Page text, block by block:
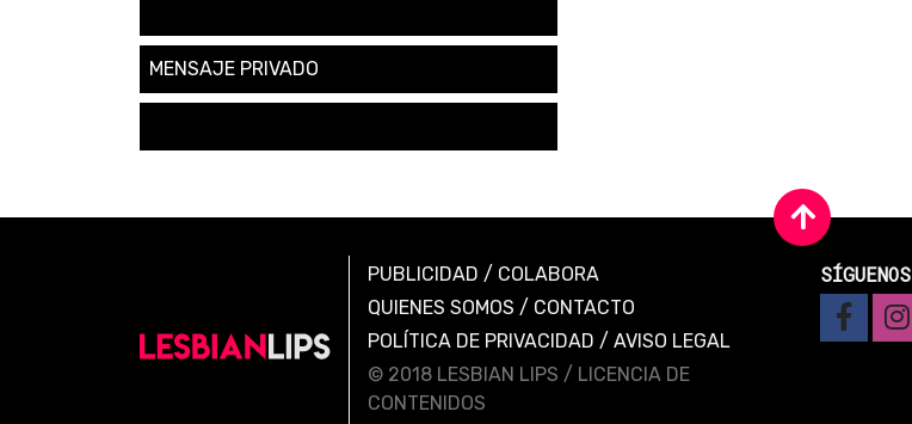
MENSAJE PRIVADO
PUBLICIDAD / COLABORA
QUIENES SOMOS / CONTACTO
POLÍTICA DE PRIVACIDAD / AVISO LEGAL
© 2018 LESBIAN LIPS / LICENCIA DE
CONTENIDOS
SÍGUENOS